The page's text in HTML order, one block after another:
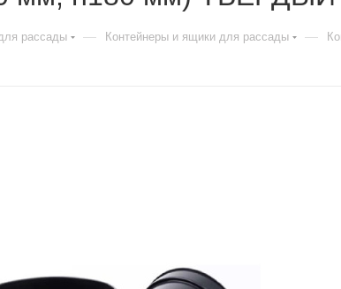
рассады — Контейнеры и ящики для рассады —